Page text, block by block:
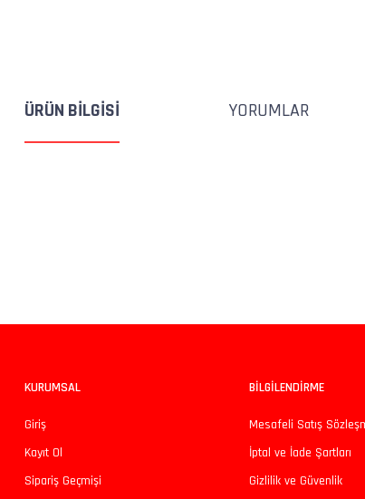
ÜRÜN BILGISI YORUMLAR
Ürün resmi kalitesiz, bozuk veya görüntülenemiyor.
Ürün bilgilerinde hatalar bulunuyor.
KURUMSAL
Giriş
Kayıt Ol
Sipariş Geçmişi
BİLGİLENDİRME
Mesafeli Satış
İptal ve İade Şartları
Gizlilik ve Güvenlik